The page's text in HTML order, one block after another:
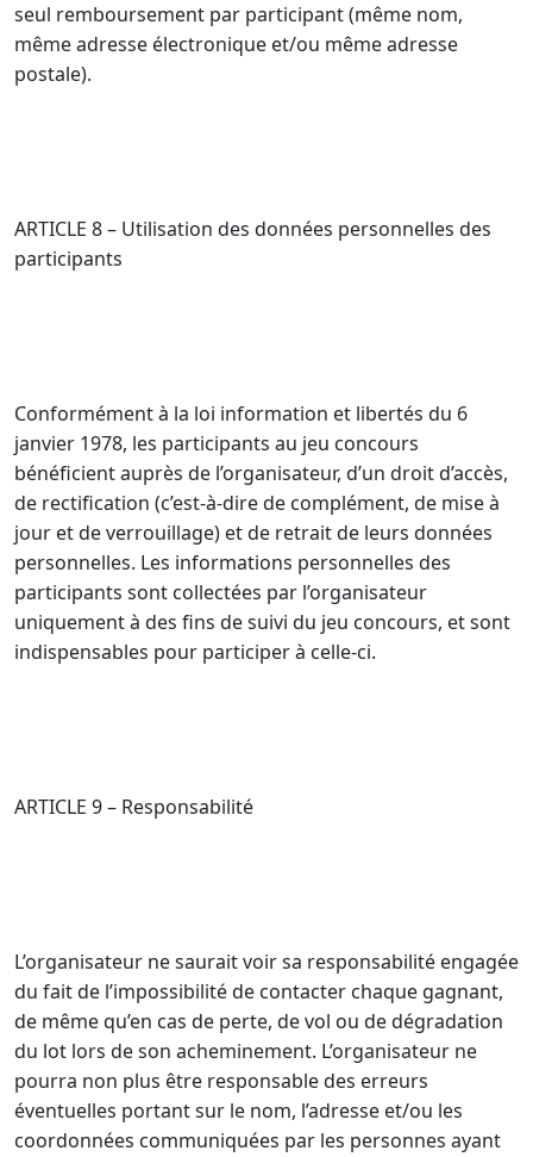
seul remboursement par participant (même nom,
même adresse électronique et/ou même adresse
postale).
ARTICLE 8 – Utilisation des données personnelles des
participants
Conformément à la loi information et libertés du 6
janvier 1978, les participants au jeu concours
bénéficient auprès de l’organisateur, d’un droit d’accès,
de rectification (c’est-à-dire de complément, de mise à
jour et de verrouillage) et de retrait de leurs données
personnelles. Les informations personnelles des
participants sont collectées par l’organisateur
uniquement à des fins de suivi du jeu concours, et sont
indispensables pour participer à celle-ci.
ARTICLE 9 – Responsabilité
L’organisateur ne saurait voir sa responsabilité engagée
du fait de l’impossibilité de contacter chaque gagnant,
de même qu’en cas de perte, de vol ou de dégradation
du lot lors de son acheminement. L’organisateur ne
pourra non plus être responsable des erreurs
éventuelles portant sur le nom, l’adresse et/ou les
coordonnées communiquées par les personnes ayant